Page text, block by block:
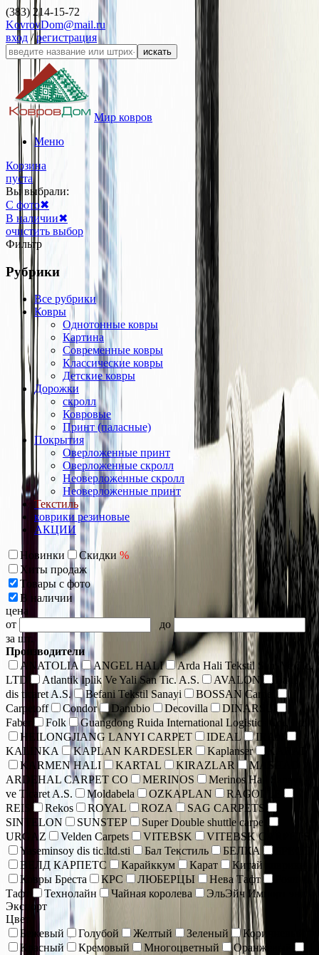
(383) 214-15-72
KovrovDom@mail.ru
вход /регистрация
искать
Мир ковров
Меню
Корзина
пуста
Вы выбрали:
С фото✖
В наличии✖
очистить выбор
Фильтр
Рубрики
Все рубрики
Ковры
Однотонные ковры
Картина
Современные ковры
Классические ковры
Детские ковры
Дорожки
скролл
Ковровые
Принт (паласные)
Покрытия
Оверложенные принт
Оверложенные скролл
Неоверложенные скролл
Неоверложенные принт
Текстиль
коврики резиновые
АКЦИИ
Новинки Скидки%
Хиты продаж
Товары с фото
В наличии
цена
от
до
за шт.
Производители
ANATOLIA
ANGEL HALI
Arda Hali Tekstil San. Ve Tic.
LTD
Atlantik Iplik Ve Yali San Tic. A.S. AVALON
Bade
dis ticaret A.S.
Befani Tekstil Sanayi
BOSSAN Carpet
Carpetoff
Condor Danubio Decovilla
DINARSU
Faber
Folk
Guangdong Ruida International Logistics Co., Ltd.
HEILONGJIANG LANYI CARPET
IDEAL
IRAN
KALINKA
KAPLAN KARDESLER Kaplanser
KARAT
KARMEN HALI
KARTAL KIRAZLAR
MASHAD
ARDEHAL CARPET CO
MERINOS
Merinos Hall Sanayi
ve Ticaret A.S.
Moldabela OZKAPLAN
RAGOLLE
REIS
Rekos ROYAL ROZA
SAG CARPETS
SINTELON
SUNSTEP
Super Double shuttle carpet
URGAZ
Velden Carpets VITEBSK
VITEBSK CARPETS
Yaseminsoy dis tic.ltd.sti
Бал Текстиль БЕЛКА
ВЕЛД КАРПЕТС
Карайккум Карат
Китай коврики
Ковры Бреста
КРС ЛЮБЕРЦЫ Нева Тафт
Тафт
Технолайн Чайная королева
ЭльЭйч Импорт энд
Экспорт
Цвет
Бежевый
Голубой Желтый Зеленый
Коричневый
Красный
Кремовый Многоцветный
Оранжевый